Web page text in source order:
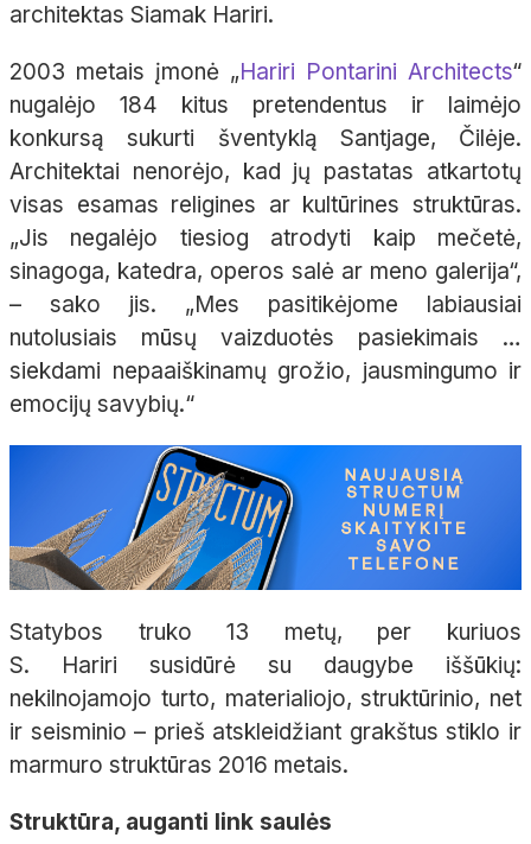
architektas Siamak Hariri.
2003 metais įmonė „Hariri Pontarini Architects“
nugalėjo 184 kitus pretendentus ir laimėjo
konkursą sukurti šventyklą Santjage, Čilėje.
Architektai nenorėjo, kad jų pastatas atkartotų
visas esamas religines ar kultūrines struktūras.
„Jis negalėjo tiesiog atrodyti kaip mečetė,
sinagoga, katedra, operos salė ar meno galerija“,
– sako jis. „Mes pasitikėjome labiausiai
nutolusiais mūsų vaizduotės pasiekimais …
siekdami nepaaiškinamų grožio, jausmingumo ir
emocijų savybių.“
Statybos truko 13 metų, per kuriuos
S. Hariri susidūrė su daugybe iššūkių:
nekilnojamojo turto, materialiojo, struktūrinio, net
ir seisminio – prieš atskleidžiant grakštus stiklo ir
marmuro struktūras 2016 metais.
Struktūra, auganti link saulės